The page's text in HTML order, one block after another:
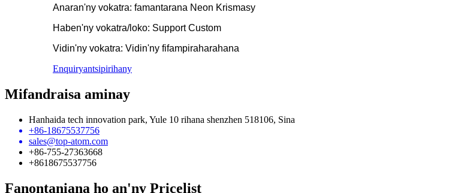
Anaran'ny vokatra: famantarana Neon Krismasy
Haben'ny vokatra/loko: Support Custom
Vidin'ny vokatra: Vidin'ny fifampiraharahana
Enquiryantsipirihany
Mifandraisa aminay
Hanhaida tech innovation park, Yule 10 rihana shenzhen 518106, Sina
+86-18675537756
sales@top-atom.com
+86-755-27363668
+8618675537756
Fanontaniana ho an'ny Pricelist